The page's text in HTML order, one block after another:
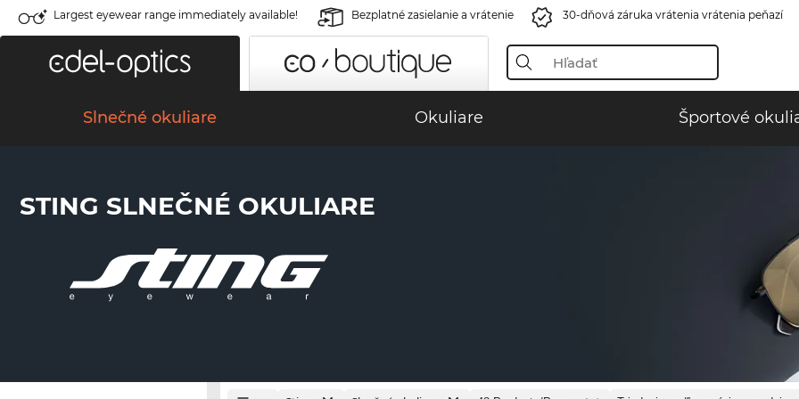
Largest eyewear range immediately available! Bezplatné zasielanie a vrátenie 30-dňová záruka vrátenia vrátenia peňazí
Slnečné okuliare Okuliare Športové
STING SLNEČNÉ OKULIARE